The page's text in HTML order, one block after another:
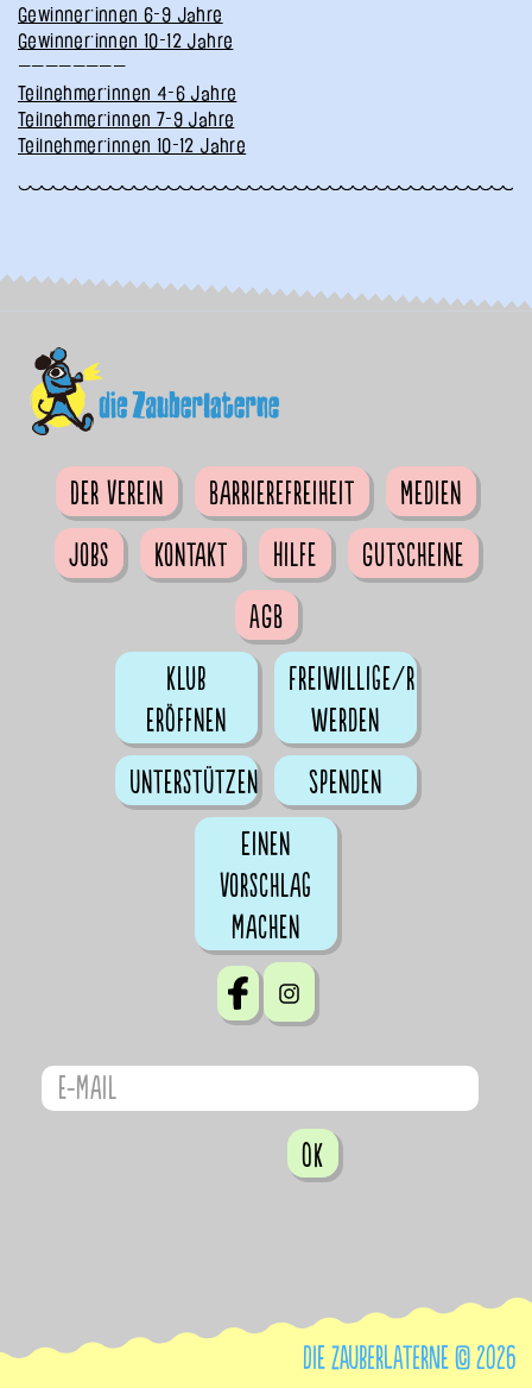
Gewinner·innen 6-9 Jahre
Gewinner·innen 10-12 Jahre
————————
Teilnehmer·innen 4-6 Jahre
Teilnehmer·innen 7-9 Jahre
Teilnehmer·innen 10-12 Jahre
Der Verein Barrierefreiheit
Medien
Jobs
Kontakt Hilfe
Gutscheine
AGB
Klub
eröffnen
Freiwillige/r
werden
Unterstützen
Spenden
Einen
Vorschlag
machen
OK